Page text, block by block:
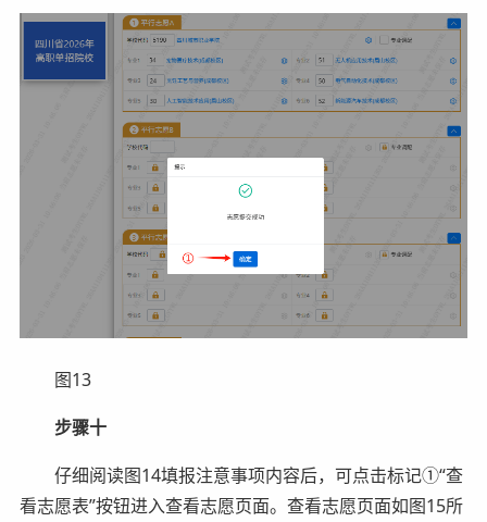
图13
步骤十
仔细阅读图14填报注意事项内容后，可点击标记①“查
看志愿表”按钮进入查看志愿页面。查看志愿页面如图15所